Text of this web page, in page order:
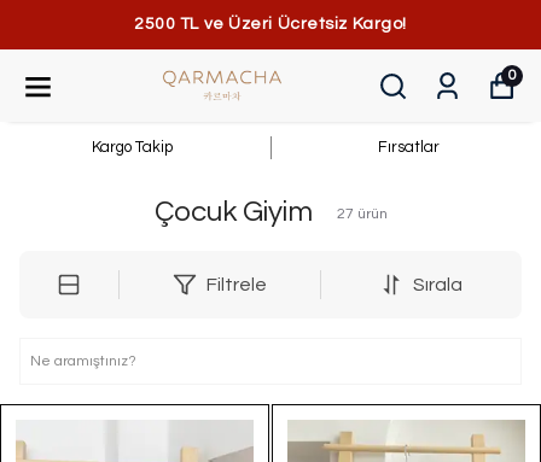
2500 TL ve Üzeri Ücretsiz Kargo!
0
Kargo Takip Fırsatlar
Çocuk Giyim 27 ürün
Filtrele Sırala